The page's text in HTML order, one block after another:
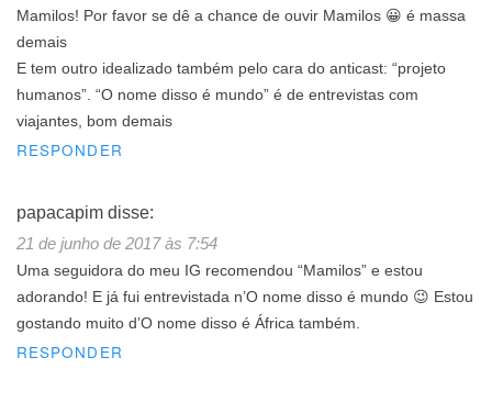
Mamilos! Por favor se dê a chance de ouvir Mamilos 😀 é massa
demais
E tem outro idealizado também pelo cara do anticast: “projeto
humanos”. “O nome disso é mundo” é de entrevistas com
viajantes, bom demais
RESPONDER
papacapim disse:
21 de junho de 2017 às 7:54
Uma seguidora do meu IG recomendou “Mamilos” e estou
adorando! E já fui entrevistada n’O nome disso é mundo 😉 Estou
gostando muito d’O nome disso é África também.
RESPONDER